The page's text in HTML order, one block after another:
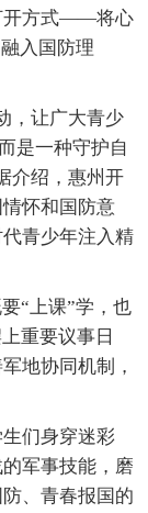
开方式——将心
入国防理
让广大青少
是一种守护自
介绍，惠州开
怀和国防意
青少年注入精
“上课”学，也
重要议事日
地协同机制，
们身穿迷彩
军事技能，磨
、青春报国的